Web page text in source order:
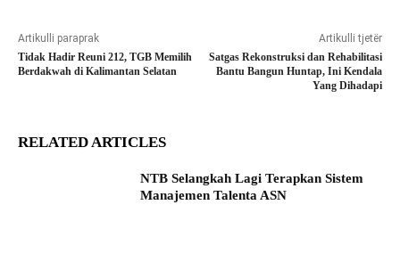
Artikulli paraprak
Tidak Hadir Reuni 212, TGB Memilih
Berdakwah di Kalimantan Selatan
Artikulli tjetër
Satgas Rekonstruksi dan Rehabilitasi
Bantu Bangun Huntap, Ini Kendala
Yang Dihadapi
RELATED ARTICLES
NTB Selangkah Lagi Terapkan Sistem
Manajemen Talenta ASN